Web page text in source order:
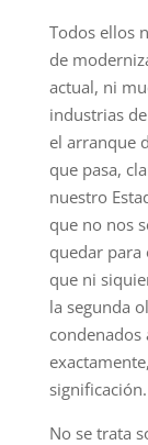
Todos ellos
de
actual, ni
industrias
el arranque
que pasa,
nuestro
que no nos
quedar para
que ni
la segunda
condenados
significación.
No se trata